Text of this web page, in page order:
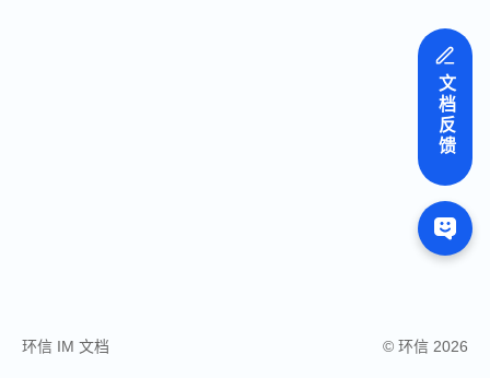
环信 IM 文档 © 环信 2026
文档反馈